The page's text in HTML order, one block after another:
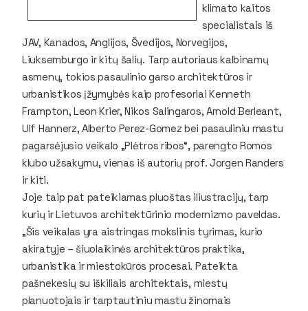
klimato kaitos
specialistais iš
JAV, Kanados, Anglijos, Švedijos, Norvegijos,
Liuksemburgo ir kitų šalių. Tarp autoriaus kalbinamų
asmenų, tokios pasaulinio garso architektūros ir
urbanistikos įžymybės kaip profesoriai Kenneth
Frampton, Leon Krier, Nikos Salingaros, Arnold Berleant,
Ulf Hannerz, Alberto Perez-Gomez bei pasauliniu mastu
pagarsėjusio veikalo „Plėtros ribos“, parengto Romos
klubo užsakymu, vienas iš autorių prof. Jorgen Randers
ir kiti.
Joje taip pat pateikiamas pluoštas iliustracijų, tarp
kurių ir Lietuvos architektūrinio modernizmo paveldas.
„Šis veikalas yra aistringas mokslinis tyrimas, kurio
akiratyje – šiuolaikinės architektūros praktika,
urbanistika ir miestokūros procesai. Pateikta
pašnekesių su iškiliais architektais, miestų
planuotojais ir tarptautiniu mastu žinomais